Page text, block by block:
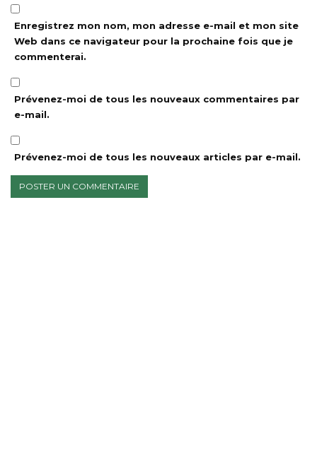
Enregistrez mon nom, mon adresse e-mail et mon site
Web dans ce navigateur pour la prochaine fois que je
commenterai.
Prévenez-moi de tous les nouveaux commentaires par
e-mail.
Prévenez-moi de tous les nouveaux articles par e-mail.